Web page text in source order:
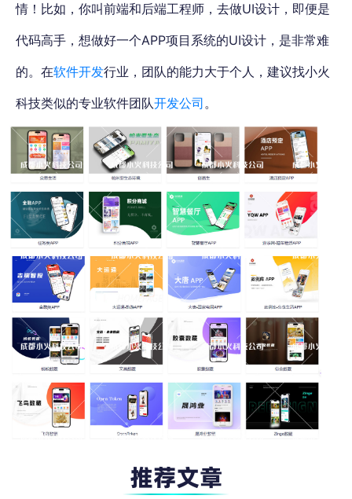
情！比如，你叫前端和后端工程师，去做UI设计，即便是
代码高手，想做好一个APP项目系统的UI设计，是非常难
的。在软件开发行业，团队的能力大于个人，建议找小火
科技类似的专业软件团队开发公司。